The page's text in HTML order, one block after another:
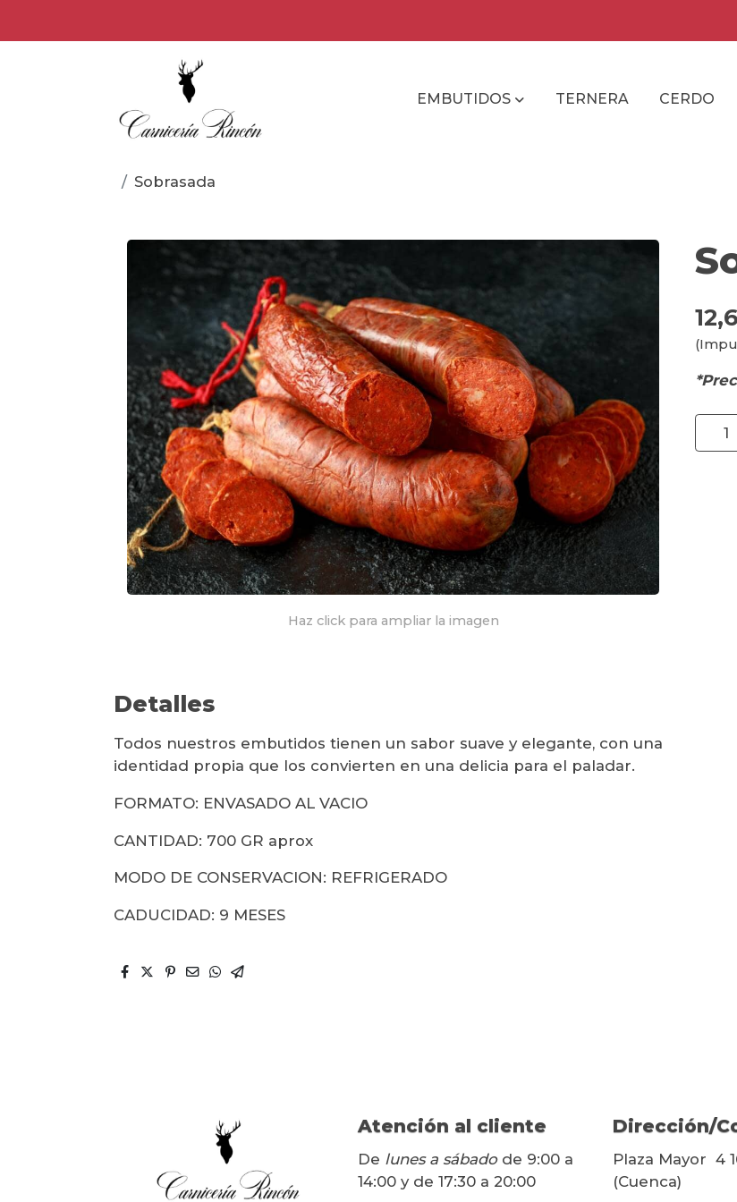
EMBUTIDOS TERNERA CERDO
Sobrasada
Haz click para ampliar la imagen
Detalles
Todos nuestros embutidos tienen un sabor suave y elegante, con una
identidad propia que los convierten en una delicia para el paladar.
FORMATO: ENVASADO AL VACIO
CANTIDAD: 700 GR aprox
MODO DE CONSERVACION: REFRIGERADO
CADUCIDAD: 9 MESES
Atención al cliente
De lunes a sábadode 9:00 a
14:00 y de 17:30 a 20:00
Dirección/
Plaza Mayor 4
(Cuenca)